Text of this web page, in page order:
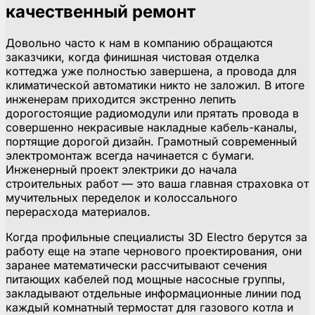
качественный ремонт
Довольно часто к нам в компанию обращаются
заказчики, когда финишная чистовая отделка
коттеджа уже полностью завершена, а провода для
климатической автоматики никто не заложил. В итоге
инженерам приходится экстренно лепить
дорогостоящие радиомодули или прятать провода в
совершенно некрасивые накладные кабель-каналы,
портящие дорогой дизайн. Грамотный современный
электромонтаж всегда начинается с бумаги.
Инженерный проект электрики до начала
строительных работ — это ваша главная страховка от
мучительных переделок и колоссального
перерасхода материалов.
Когда профильные специалисты 3D Electro берутся за
работу еще на этапе чернового проектирования, они
заранее математически рассчитывают сечения
питающих кабелей под мощные насосные группы,
закладывают отдельные информационные линии под
каждый комнатный термостат для газового котла и